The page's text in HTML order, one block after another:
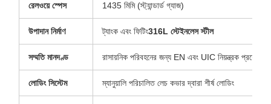
রেলওয়ে স্পেস 1435 মিমি (স্ট্যান্ডার্ড গ্যাজ)
উপাদান নির্মাণ ট্যাংক এবং ফিটিং316L স্টেইনলেস স্টীল
সম্মতি মানদণ্ড রাসায়নিক পরিবহনের জন্য EN এবং UIC নিয়ন্ত্রক
লোডিং সিস্টেম ম্যানুয়ালি পরিচালিত লেচ কভার দ্বারা শীর্ষ লোডিং